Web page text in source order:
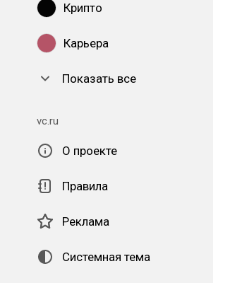
Крипто
Карьера
Показать все
vc.ru
О проекте
Правила
Реклама
Системная тема